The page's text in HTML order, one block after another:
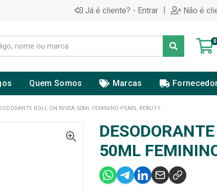
Já é cliente? - Entrar | Não é
0
Quem Somos Marcas
ROLL ON NIVEA 50ML FEMININO PEARL BEAUTY
50ML